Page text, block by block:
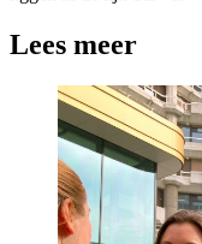
Lees meer